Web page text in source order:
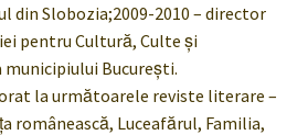
din Slobozia;2009-2010 – director
pentru Cultură, Culte şi
Bucureşti.
la următoarele reviste literare –
românească, Luceafărul, Familia,